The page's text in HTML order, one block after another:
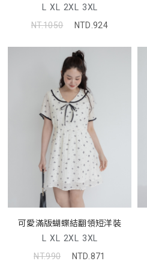
L XL 2XL 3XL
NT.1050
NTD.924
可愛滿版蝴蝶結翻領短洋裝
L XL 2XL 3XL
NT.990
NTD.871